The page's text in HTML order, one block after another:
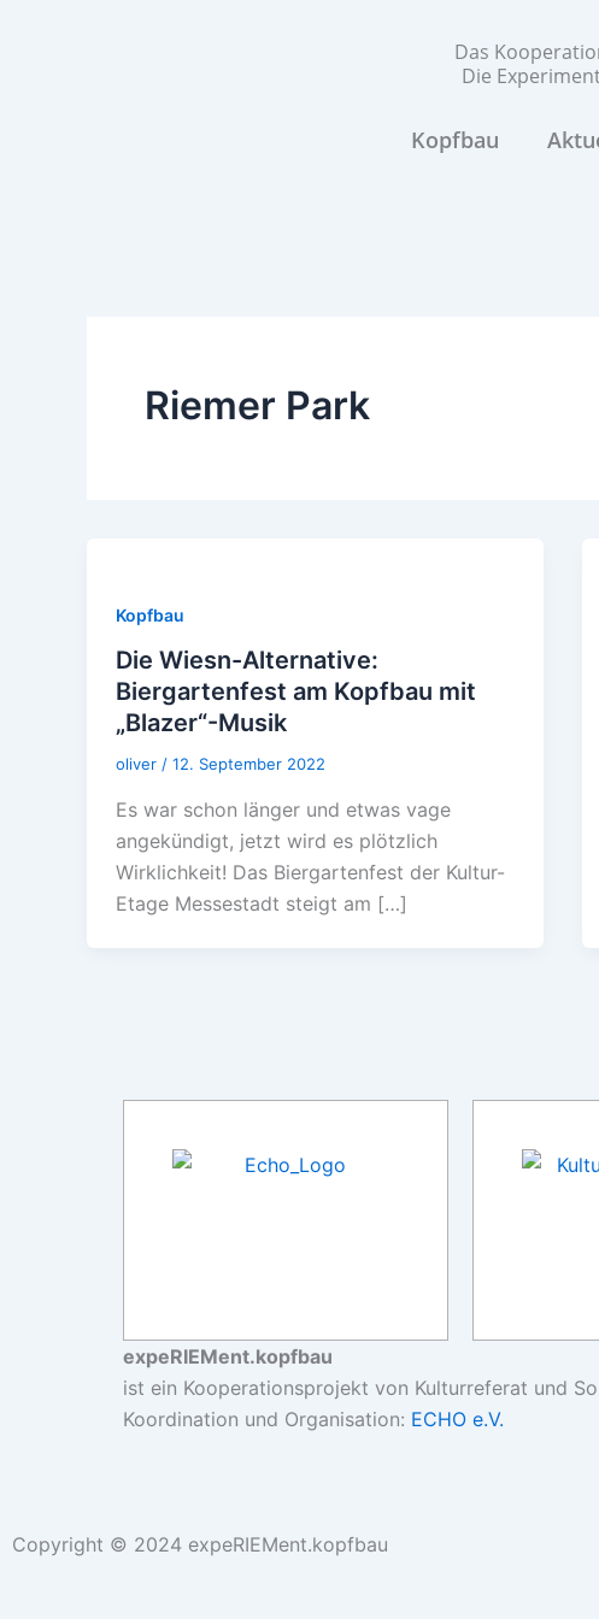
Das
Die
Kopfbau
Riemer Park
Kopfbau
Die Wiesn-Alternative:
Biergartenfest am Kopfbau mit
„Blazer“-Musik
oliver / 12. September 2022
Es war schon länger und etwas vage
angekündigt, jetzt wird es plötzlich
Wirklichkeit! Das Biergartenfest der Kultur-
Etage Messestadt steigt am […]
expeRIEMent.kopfbau
ist ein Kooperationsprojekt von Kulturreferat und
Koordination und Organisation: ECHO e.V.
Copyright © 2024 expeRIEMent.kopfbau